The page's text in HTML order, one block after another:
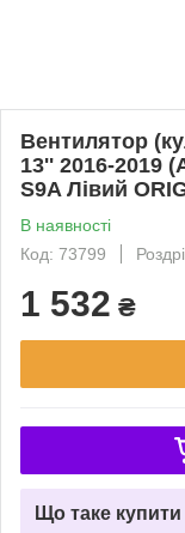
Вентилятор
13'' 2016-2019
S9A Лівий
В наявності
Код: 73799
1 532 ₴
Що таке